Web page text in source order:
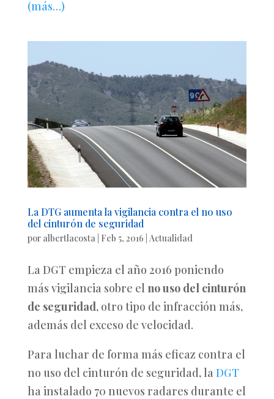
(más…)
La DTG aumenta la vigilancia contra el no uso
del cinturón de seguridad
por albertlacosta| Feb 5, 2016 Actualidad
La DGT empieza el año 2016 poniendo
más vigilancia sobre el no uso del cinturón
de seguridad, otro tipo de infracción más,
además del exceso de velocidad.
Para luchar de forma más eficaz contra el
no uso del cinturón de seguridad, la DGT
ha instalado 70 nuevos radares durante el